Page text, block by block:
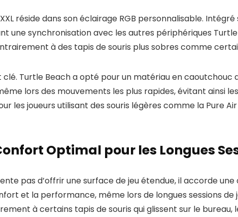
réside dans son éclairage RGB personnalisable.
une synchronisation avec les autres périphériques
à des tapis de souris plus sobres comme
Turtle Beach a opté pour un matériau en
lors des mouvements les plus rapides, évitant ainsi
les joueurs utilisant des souris légères comme la Pure
Optimal pour les Longues
pas d’offrir une surface de jeu étendue, il accorde
et la performance, même lors de longues sessions de
à certains tapis de souris qui glissent sur le bureau,